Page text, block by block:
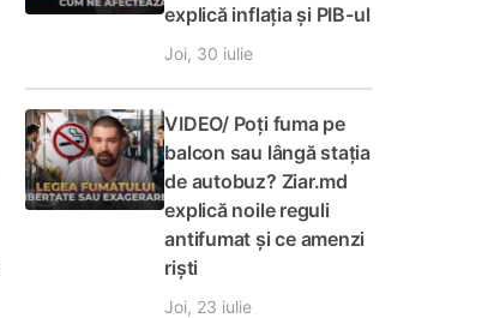
explică inflația și PIB-ul
Joi, 30 iulie
VIDEO/ Poți fuma pe
balcon sau lângă stația
de autobuz? Ziar.md
explică noile reguli
antifumat și ce amenzi
riști
Joi, 23 iulie